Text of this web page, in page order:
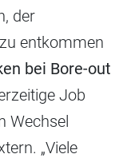
der
entkommen
bei Bore-out
Job
Wechsel
„Viele